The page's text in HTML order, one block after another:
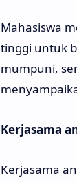
Mahasiswa
tinggi untuk
mumpuni,
Kerjasama
Kerjasama